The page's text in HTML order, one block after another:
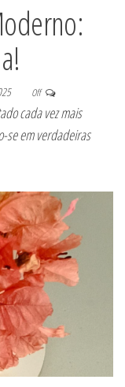
Off
cada vez mais
se em verdadeiras